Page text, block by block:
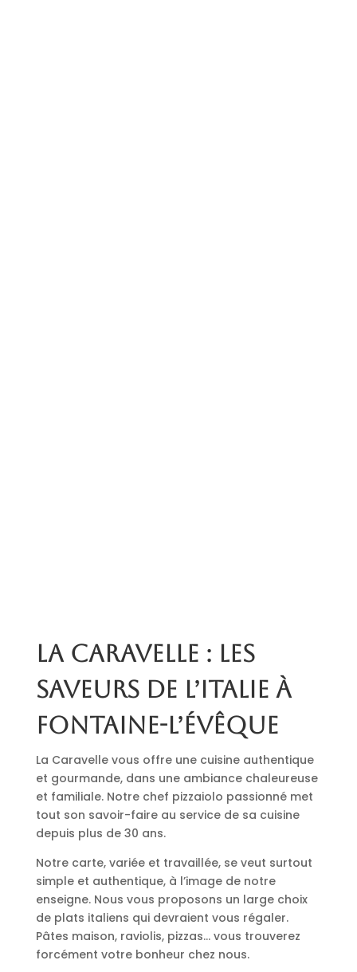
La Caravelle : les
saveurs de l’Italie à
Fontaine-l’Évêque
La Caravelle vous offre une cuisine authentique
et gourmande, dans une ambiance chaleureuse
et familiale. Notre chef pizzaiolo passionné met
tout son savoir-faire au service de sa cuisine
depuis plus de 30 ans.
Notre carte, variée et travaillée, se veut surtout
simple et authentique, à l’image de notre
enseigne. Nous vous proposons un large choix
de plats italiens qui devraient vous régaler.
Pâtes maison, raviolis, pizzas… vous trouverez
forcément votre bonheur chez nous.